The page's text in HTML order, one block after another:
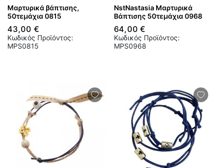
Μαρτυρικά βάπτισης,
50τεμάχια 0815
43,00 €
Κωδικός Προϊόντος:
MPS0815
NstNastasia Μαρτυρικά
Βάπτισης 50τεμάχια 0968
64,00 €
Κωδικός Προϊόντος:
MPS0968